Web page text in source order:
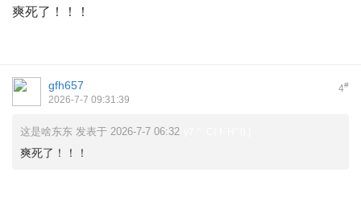
爽死了！！！
4#
gfh657
2026-7-7 09:31:39
这是啥东东 发表于 2026-7-7 06:32
爽死了！！！